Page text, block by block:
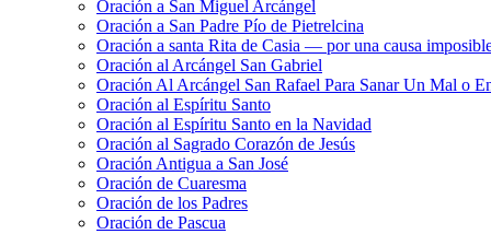
Oración a San Miguel Arcángel
Oración a San Padre Pío de Pietrelcina
Oración a santa Rita de Casia — por una causa
Oración al Arcángel San Gabriel
Oración Al Arcángel San Rafael Para Sanar Un Mal o
Oración al Espíritu Santo
Oración al Espíritu Santo en la Navidad
Oración al Sagrado Corazón de Jesús
Oración Antigua a San José
Oración de Cuaresma
Oración de los Padres
Oración de Pascua